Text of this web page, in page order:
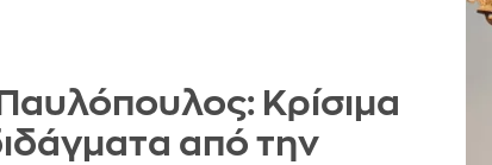
Κρίσιμα
από την